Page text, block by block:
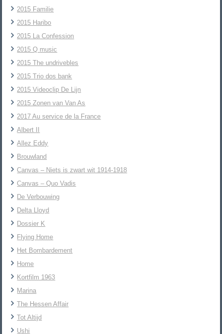
2015 Familie
2015 Haribo
2015 La Confession
2015 Q music
2015 The undrivebles
2015 Trio dos bank
2015 Videoclip De Lijn
2015 Zonen van Van As
2017 Au service de la France
Albert II
Allez Eddy
Brouwland
Canvas – Niets is zwart wit 1914-1918
Canvas – Quo Vadis
De Verbouwing
Delta Lloyd
Dossier K
Flying Home
Het Bombardement
Home
Kortfilm 1963
Marina
The Hessen Affair
Tot Altijd
Ushi